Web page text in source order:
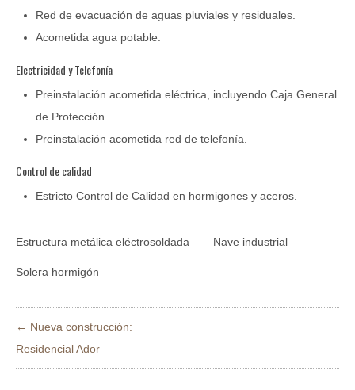
Red de evacuación de aguas pluviales y residuales.
Acometida agua potable.
Electricidad y Telefonía
Preinstalación acometida eléctrica, incluyendo Caja General
de Protección.
Preinstalación acometida red de telefonía.
Control de calidad
Estricto Control de Calidad en hormigones y aceros.
Estructura metálica eléctrosoldada Nave industrial
Solera hormigón
← Nueva construcción:
Residencial Ador